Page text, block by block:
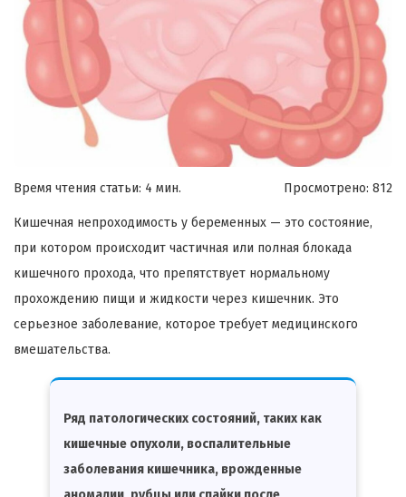
Время чтения статьи: 4 мин. Просмотрено: 812
Кишечная непроходимость у беременных — это состояние,
при котором происходит частичная или полная блокада
кишечного прохода, что препятствует нормальному
прохождению пищи и жидкости через кишечник. Это
серьезное заболевание, которое требует медицинского
вмешательства.
Ряд патологических состояний, таких как
кишечные опухоли, воспалительные
заболевания кишечника, врожденные